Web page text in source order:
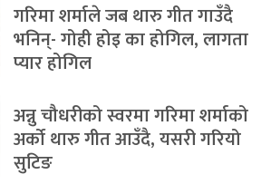
गरिमा शर्माले जब थारु गीत गाउँदै
भनिन्- गोही होइ का होगिल, लागता
प्यार होगिल
अन्नु चौधरीको स्वरमा गरिमा शर्माको
अर्को थारु गीत आउँदै, यसरी गरियो
सुटिङ